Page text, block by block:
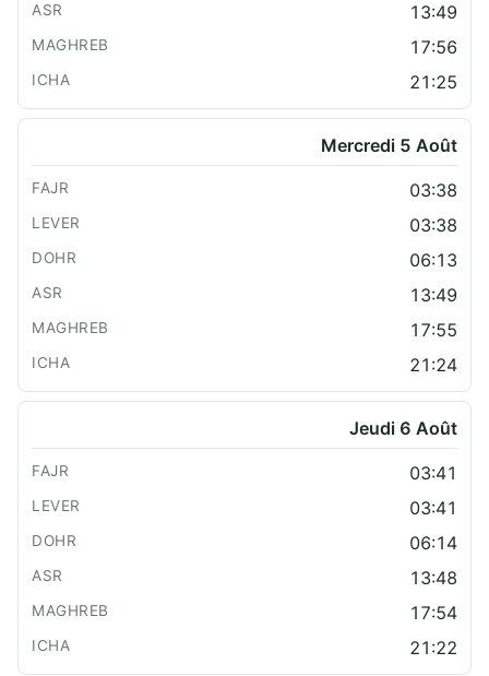
13:49
17:56
21:25
Mercredi 5 Août
03:38
03:38
06:13
13:49
17:55
21:24
Jeudi 6 Août
03:41
03:41
06:14
13:48
17:54
21:22